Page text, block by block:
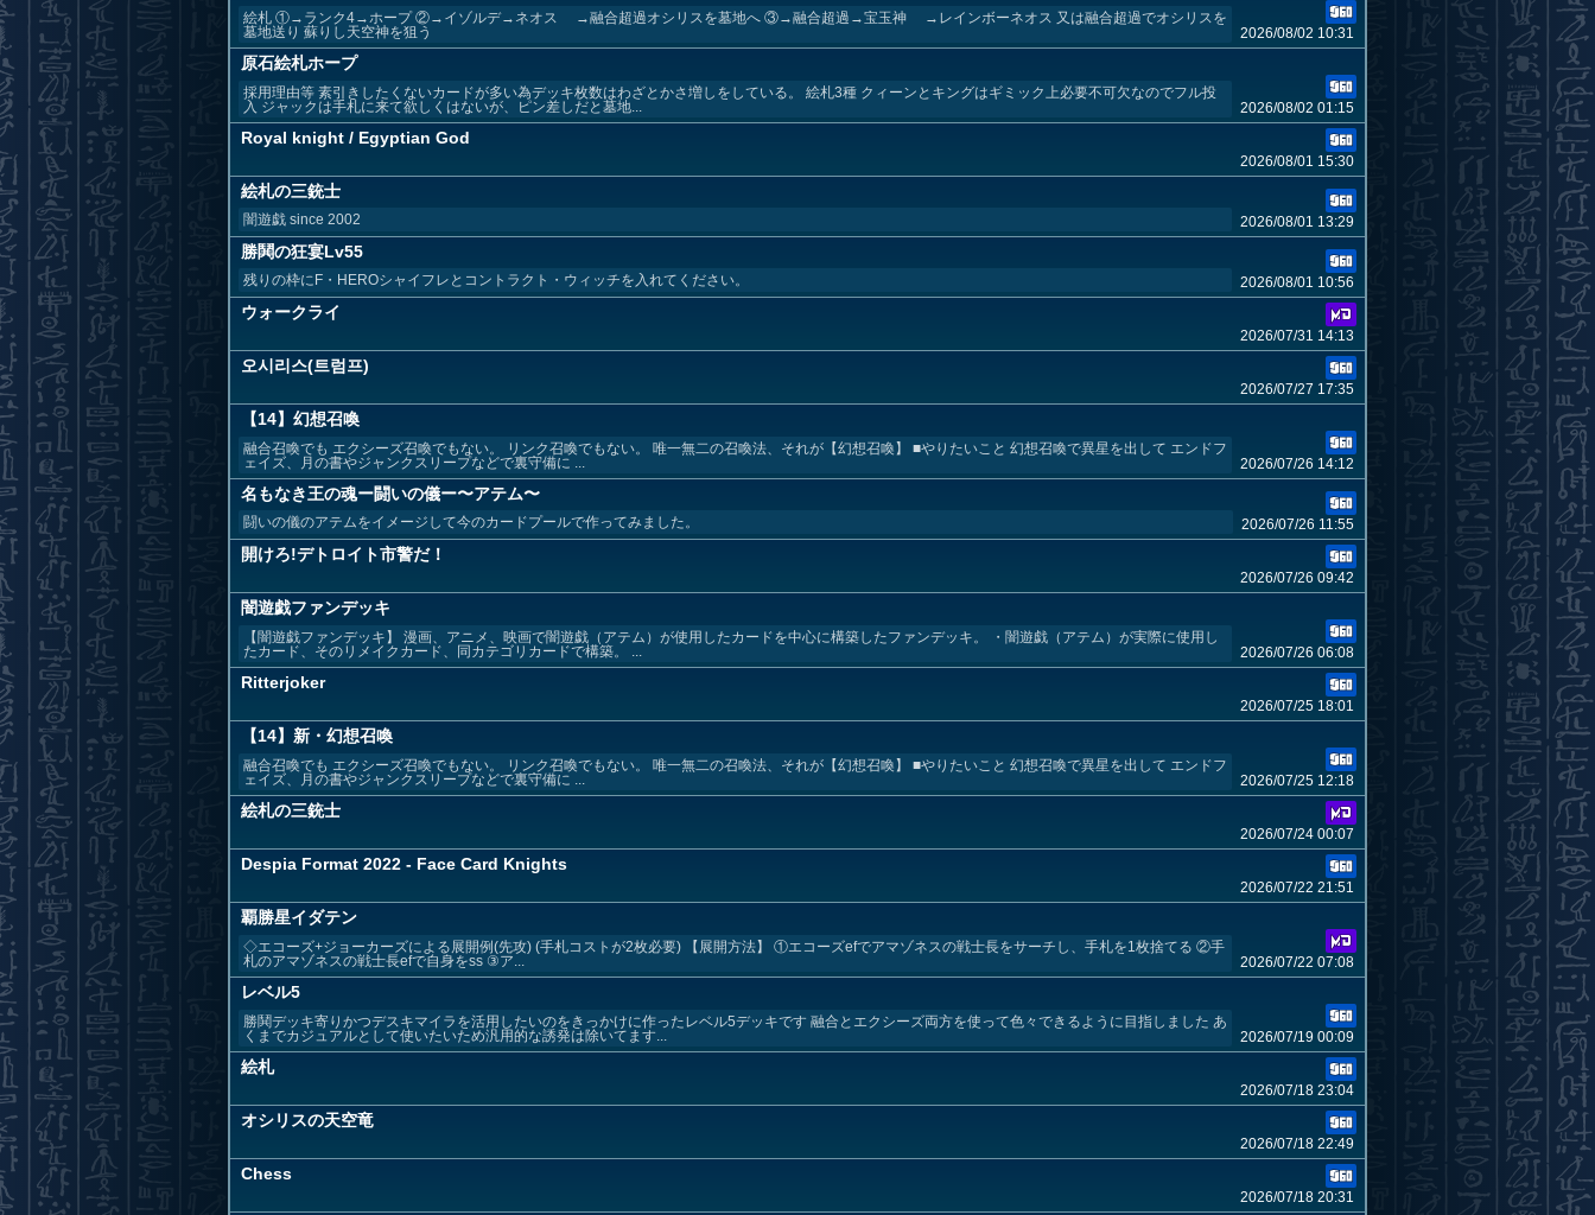
絵札 ①→ランク4→ホープ ②→イゾルデ→ネオス →融合超過オシリスを墓地へ ③→融合超過→宝玉神 →レインボーネオス 又は融合超過でオシリスを
墓地送り 蘇りし天空神を狙う
2026/08/02 10:31
原石絵札ホープ
採用理由等 素引きしたくないカードが多い為デッキ枚数はわざとかさ増しをしている。 絵札3種 クィーンとキングはギミック上必要不可欠なのでフル投
入 ジャックは手札に来て欲しくはないが、ピン差しだと墓地...
2026/08/02 01:15
Royal knight / Egyptian God
2026/08/01 15:30
絵札の三銃士
闇遊戯 since 2002 2026/08/01 13:29
勝鬨の狂宴Lv55
残りの枠にF・HEROシャイフレとコントラクト・ウィッチを入れてください。 2026/08/01 10:56
ウォークライ
2026/07/31 14:13
오시리스(트럼프)
2026/07/27 17:35
【14】幻想召喚
融合召喚でも エクシーズ召喚でもない。 リンク召喚でもない。 唯一無二の召喚法、それが【幻想召喚】 ■やりたいこと 幻想召喚で異星を出して エンドフ
ェイズ、月の書やジャンクスリープなどで裏守備に ...
2026/07/26 14:12
名もなき王の魂ー闘いの儀ー〜アテム〜
闘いの儀のアテムをイメージして今のカードプールで作ってみました。 2026/07/26 11:55
開けろ!デトロイト市警だ！
2026/07/26 09:42
闇遊戯ファンデッキ
【闇遊戯ファンデッキ】 漫画、アニメ、映画で闇遊戯（アテム）が使用したカードを中心に構築したファンデッキ。 ・闇遊戯（アテム）が実際に使用し
たカード、そのリメイクカード、同カテゴリカードで構築。 ...
2026/07/26 06:08
Ritterjoker
2026/07/25 18:01
【14】新・幻想召喚
融合召喚でも エクシーズ召喚でもない。 リンク召喚でもない。 唯一無二の召喚法、それが【幻想召喚】 ■やりたいこと 幻想召喚で異星を出して エンドフ
ェイズ、月の書やジャンクスリープなどで裏守備に ...
2026/07/25 12:18
絵札の三銃士
2026/07/24 00:07
Despia Format 2022 - Face Card Knights
2026/07/22 21:51
覇勝星イダテン
◇エコーズ+ジョーカーズによる展開例(先攻) (手札コストが2枚必要) 【展開方法】 ①エコーズefでアマゾネスの戦士長をサーチし、手札を1枚捨てる ②手
札のアマゾネスの戦士長efで自身をss ③ア...
2026/07/22 07:08
レベル5
勝鬨デッキ寄りかつデスキマイラを活用したいのをきっかけに作ったレベル5デッキです 融合とエクシーズ両方を使って色々できるように目指しました あ
くまでカジュアルとして使いたいため汎用的な誘発は除いてます...
2026/07/19 00:09
絵札
2026/07/18 23:04
オシリスの天空竜
2026/07/18 22:49
Chess
2026/07/18 20:31